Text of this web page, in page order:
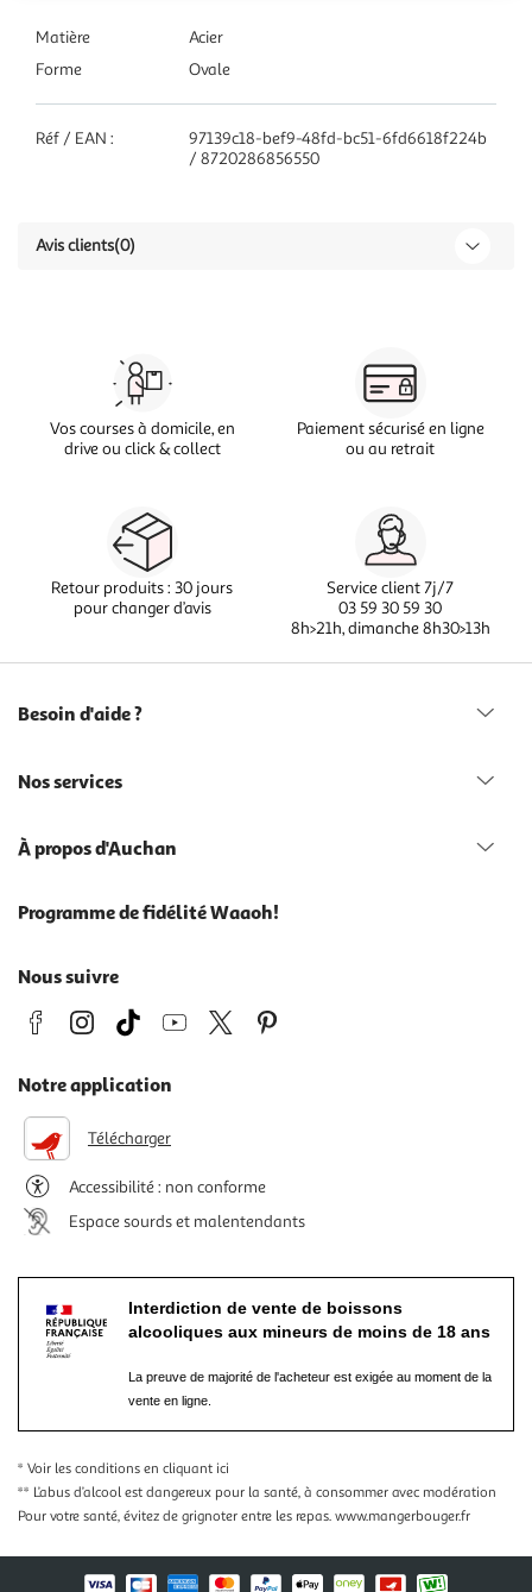
Matière
Acier
Forme
Ovale
Réf / EAN :
97139c18-bef9-48fd-bc51-6fd6618f224b
/ 8720286856550
Avis clients(0)
Vos courses à domicile, en
drive ou click & collect
Paiement sécurisé en ligne
ou au retrait
Retour produits : 30 jours
pour changer d’avis
Service client 7j/7
03 59 30 59 30
8h>21h, dimanche 8h30>13h
Besoin d'aide ?
Nos services
À propos d'Auchan
Programme de fidélité Waaoh!
Nous suivre
Notre application
Télécharger
Accessibilité : non conforme
Espace sourds et malentendants
Interdiction de vente de boissons
alcooliques aux mineurs de moins de 18 ans
La preuve de majorité de l'acheteur est exigée au moment de la
vente en ligne.
* Voir les conditions en cliquant ici
** L’abus d’alcool est dangereux pour la santé, à consommer avec modération
Pour votre santé, évitez de grignoter entre les repas. www.mangerbouger.fr